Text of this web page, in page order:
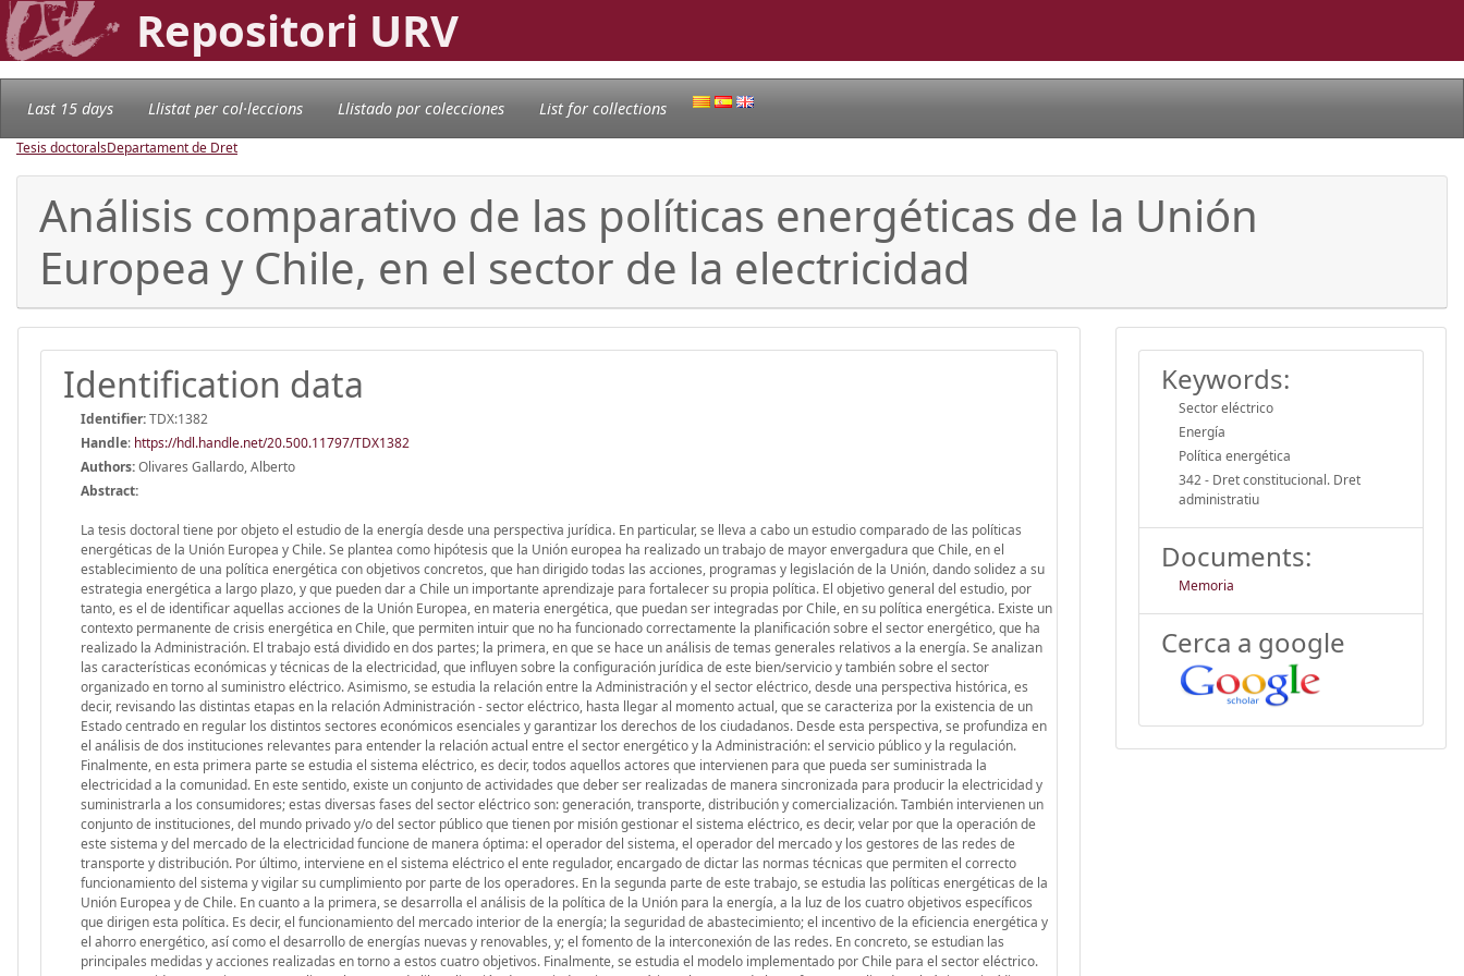
Repositori URV
Last 15 days Llistat per col·leccions Llistado por colecciones List for collections
Tesis doctoralsDepartament de Dret
Análisis comparativo de las políticas energéticas de la Unión
Europea y Chile, en el sector de la electricidad
Identification data
Identifier:TDX:1382
Handle: https://hdl.handle.net/20.500.11797/TDX1382
Authors:Olivares Gallardo, Alberto
Abstract:
La tesis doctoral tiene por objeto el estudio de la energía desde una perspectiva jurídica. En particular, se lleva a cabo un estudio comparado de las políticas
energéticas de la Unión Europea y Chile. Se plantea como hipótesis que la Unión europea ha realizado un trabajo de mayor envergadura que Chile, en el
establecimiento de una política energética con objetivos concretos, que han dirigido todas las acciones, programas y legislación de la Unión, dando solidez a su
estrategia energética a largo plazo, y que pueden dar a Chile un importante aprendizaje para fortalecer su propia política. El objetivo general del estudio, por
tanto, es el de identificar aquellas acciones de la Unión Europea, en materia energética, que puedan ser integradas por Chile, en su política energética. Existe un
contexto permanente de crisis energética en Chile, que permiten intuir que no ha funcionado correctamente la planificación sobre el sector energético, que ha
realizado la Administración. El trabajo está dividido en dos partes; la primera, en que se hace un análisis de temas generales relativos a la energía. Se analizan
las características económicas y técnicas de la electricidad, que influyen sobre la configuración jurídica de este bien/servicio y también sobre el sector
organizado en torno al suministro eléctrico. Asimismo, se estudia la relación entre la Administración y el sector eléctrico, desde una perspectiva histórica, es
decir, revisando las distintas etapas en la relación Administración - sector eléctrico, hasta llegar al momento actual, que se caracteriza por la existencia de un
Estado centrado en regular los distintos sectores económicos esenciales y garantizar los derechos de los ciudadanos. Desde esta perspectiva, se profundiza en
el análisis de dos instituciones relevantes para entender la relación actual entre el sector energético y la Administración: el servicio público y la regulación.
Finalmente, en esta primera parte se estudia el sistema eléctrico, es decir, todos aquellos actores que intervienen para que pueda ser suministrada la
electricidad a la comunidad. En este sentido, existe un conjunto de actividades que deber ser realizadas de manera sincronizada para producir la electricidad y
suministrarla a los consumidores; estas diversas fases del sector eléctrico son: generación, transporte, distribución y comercialización. También intervienen un
conjunto de instituciones, del mundo privado y/o del sector público que tienen por misión gestionar el sistema eléctrico, es decir, velar por que la operación de
este sistema y del mercado de la electricidad funcione de manera óptima: el operador del sistema, el operador del mercado y los gestores de las redes de
transporte y distribución. Por último, interviene en el sistema eléctrico el ente regulador, encargado de dictar las normas técnicas que permiten el correcto
funcionamiento del sistema y vigilar su cumplimiento por parte de los operadores. En la segunda parte de este trabajo, se estudia las políticas energéticas de la
Unión Europea y de Chile. En cuanto a la primera, se desarrolla el análisis de la política de la Unión para la energía, a la luz de los cuatro objetivos específicos
que dirigen esta política. Es decir, el funcionamiento del mercado interior de la energía; la seguridad de abastecimiento; el incentivo de la eficiencia energética y
el ahorro energético, así como el desarrollo de energías nuevas y renovables, y; el fomento de la interconexión de las redes. En concreto, se estudian las
principales medidas y acciones realizadas en torno a estos cuatro objetivos. Finalmente, se estudia el modelo implementado por Chile para el sector eléctrico.
Keywords:
Sector eléctrico
Energía
Política energética
342 - Dret constitucional. Dret
administratiu
Documents:
Memoria
Cerca a google